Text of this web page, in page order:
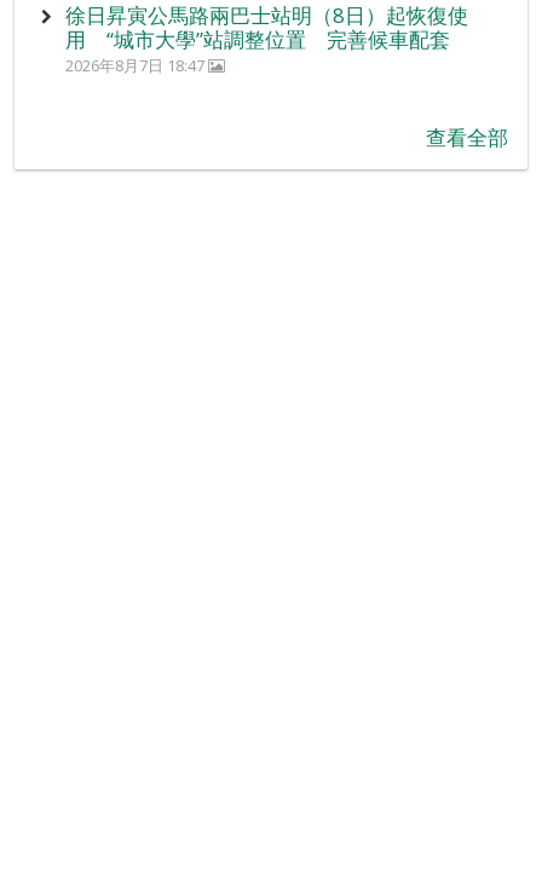
徐日昇寅公馬路兩巴士站明（8日）起恢復使
用 “城市大學”站調整位置 完善候車配套
2026年8月7日 18:47
查看全部